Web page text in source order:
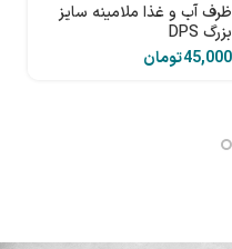
ظرف آب و غذا ملامینه سایز
بزرگ DPS
تومان